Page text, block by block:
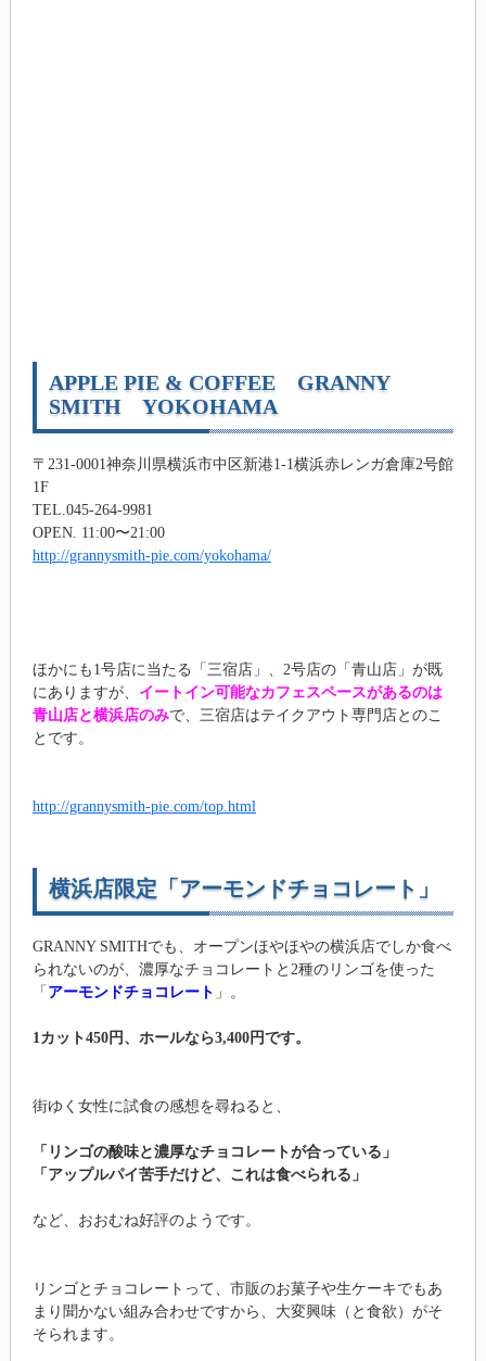
APPLE PIE & COFFEE GRANNY
SMITH YOKOHAMA
〒231-0001神奈川県横浜市中区新港1-1横浜赤レンガ倉庫2号館
1F
TEL.045-264-9981
OPEN. 11:00〜21:00
http://grannysmith-pie.com/yokohama/
ほかにも1号店に当たる「三宿店」、2号店の「青山店」が既
にありますが、 イートイン可能なカフェスペースがあるのは
青山店と横浜店のみで、三宿店はテイクアウト専門店とのこ
とです。
http://grannysmith-pie.com/top.html
横浜店限定「アーモンドチョコレート」
GRANNY SMITHでも、オープンほやほやの横浜店でしか食べ
られないのが、濃厚なチョコレートと2種のリンゴを使った
「 アーモンドチョコレート 」。
1カット450円、ホールなら3,400円です。
街ゆく女性に試食の感想を尋ねると、
「リンゴの酸味と濃厚なチョコレートが合っている」
「アップルパイ苦手だけど、これは食べられる」
など、おおむね好評のようです。
リンゴとチョコレートって、市販のお菓子や生ケーキでもあ
まり聞かない組み合わせですから、大変興味（と食欲）がそ
そられます。